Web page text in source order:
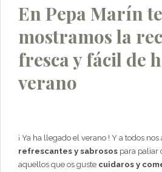
En Pepa Marín te
mostramos la
fresca y fácil de
verano
¡ Ya ha llegado el verano ! Y a todos nos
refrescantes y sabrosos para paliar
aquellos que os guste cuidaros y